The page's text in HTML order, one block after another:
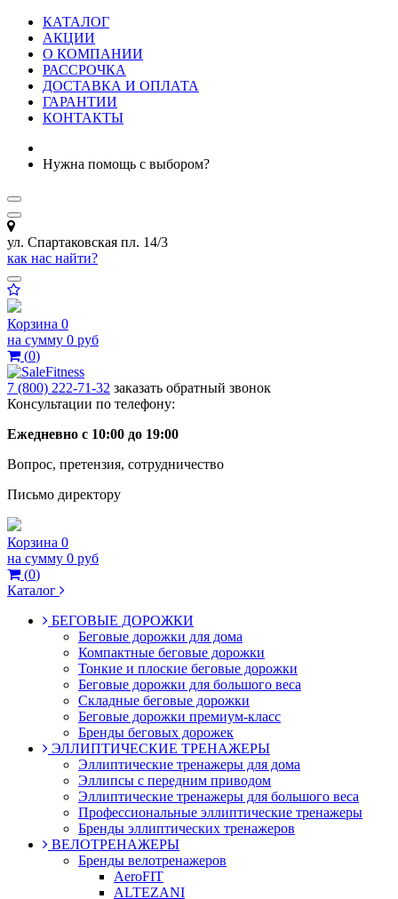
КАТАЛОГ
АКЦИИ
О КОМПАНИИ
РАССРОЧКА
ДОСТАВКА И ОПЛАТА
ГАРАНТИИ
КОНТАКТЫ
Нужна помощь с выбором?
ул. Спартаковская пл. 14/3
как нас найти?
Корзина 0
на сумму 0 руб
(0)
7 (800) 222-71-32 заказать обратный звонок
Консультации по телефону:
Ежедневно с 10:00 до 19:00
Вопрос, претензия, сотрудничество
Письмо директору
Корзина 0
на сумму 0 руб
(0)
Каталог
БЕГОВЫЕ ДОРОЖКИ
Беговые дорожки для дома
Компактные беговые дорожки
Тонкие и плоские беговые дорожки
Беговые дорожки для большого веса
Складные беговые дорожки
Беговые дорожки премиум-класс
Бренды беговых дорожек
ЭЛЛИПТИЧЕСКИЕ ТРЕНАЖЕРЫ
Эллиптические тренажеры для дома
Эллипсы с передним приводом
Эллиптические тренажеры для большого веса
Профессиональные эллиптические тренажеры
Бренды эллиптических тренажеров
ВЕЛОТРЕНАЖЕРЫ
Бренды велотренажеров
AeroFIT
ALTEZANI